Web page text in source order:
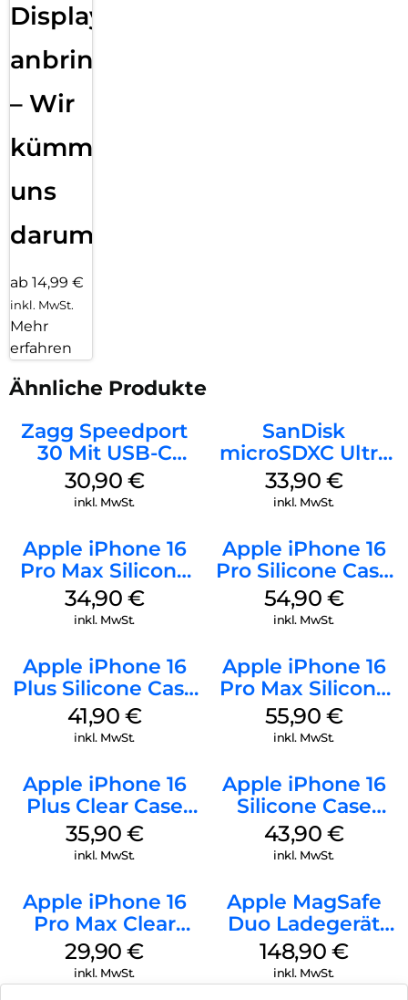
Displayfolie
anbringen
– Wir
kümmern
uns
darum!
ab 14,99 €
inkl. MwSt.
Mehr
erfahren
Ähnliche Produkte
Zagg Speedport
30 Mit USB-C
Kabel Weiß
30,90 €
inkl. MwSt.
SanDisk
microSDXC Ultra
128 GB + Adapter
Mobile
33,90 €
inkl. MwSt.
Apple iPhone 16
Pro Max Silicone
Case MagSafe
Denim
34,90 €
inkl. MwSt.
Apple iPhone 16
Pro Silicone Case
MagSafe Black
54,90 €
inkl. MwSt.
Apple iPhone 16
Plus Silicone Case
MagSafe Stone
Gray
41,90 €
inkl. MwSt.
Apple iPhone 16
Pro Max Silicone
Case MagSafe
Stone Gray
55,90 €
inkl. MwSt.
Apple iPhone 16
Plus Clear Case
MagSafe
Transparent
35,90 €
inkl. MwSt.
Apple iPhone 16
Silicone Case
MagSafe Plum
43,90 €
inkl. MwSt.
Apple iPhone 16
Pro Max Clear
Case MagSafe
Transparent
29,90€
inkl. MwSt.
Apple MagSafe
Duo Ladegerät
Weiß
148,90 €
inkl. MwSt.